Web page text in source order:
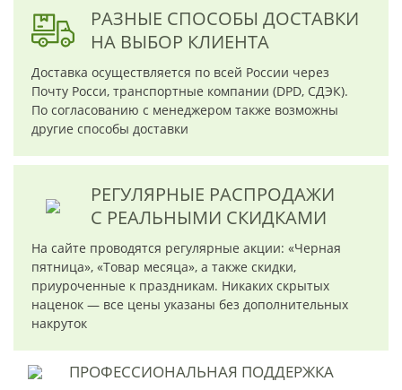
РАЗНЫЕ СПОСОБЫ ДОСТАВКИ
НА ВЫБОР КЛИЕНТА
Доставка осуществляется по всей России через
Почту Росси, транспортные компании (DPD, СДЭК).
По согласованию с менеджером также возможны
другие способы доставки
РЕГУЛЯРНЫЕ РАСПРОДАЖИ
С РЕАЛЬНЫМИ СКИДКАМИ
На сайте проводятся регулярные акции: «Черная
пятница», «Товар месяца», а также скидки,
приуроченные к праздникам. Никаких скрытых
наценок — все цены указаны без дополнительных
накруток
ПРОФЕССИОНАЛЬНАЯ ПОДДЕРЖКА